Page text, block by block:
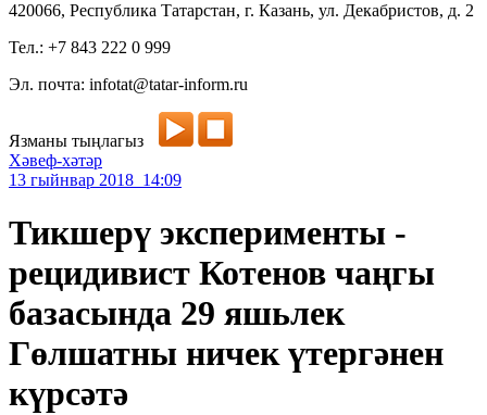
420066, Республика Татарстан, г. Казань, ул. Декабристов, д. 2
Тел.: +7 843 222 0 999
Эл. почта: infotat@tatar-inform.ru
Язманы тыңлагыз
Хәвеф-хәтәр
13 гыйнвар 2018 14:09
Тикшерү эксперименты -
рецидивист Котенов чаңгы
базасында 29 яшьлек
Гөлшатны ничек үтергәнен
күрсәтә